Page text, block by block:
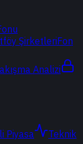
ŞirketleriFon
Analizi
Piyasa
Teknik